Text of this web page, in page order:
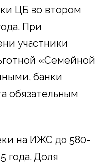
ЦБ во втором
При
участники
«Семейной
банки
обязательным
на ИЖС до 580-
года. Доля